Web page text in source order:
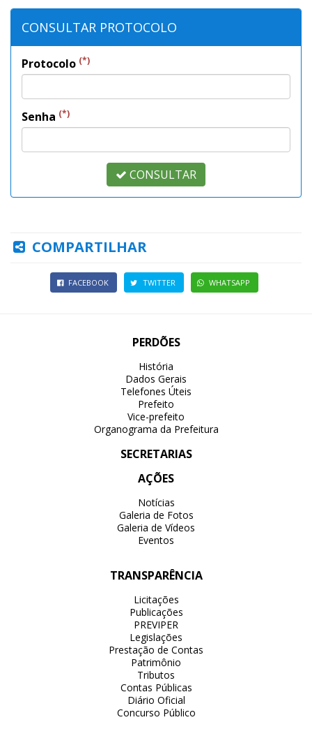
CONSULTAR PROTOCOLO
Protocolo (*)
Senha (*)
CONSULTAR
COMPARTILHAR
FACEBOOK TWITTER WHATSAPP
PERDÕES
História
Dados Gerais
Telefones Úteis
Prefeito
Vice-prefeito
Organograma da Prefeitura
SECRETARIAS
AÇÕES
Notícias
Galeria de Fotos
Galeria de Vídeos
Eventos
TRANSPARÊNCIA
Licitações
Publicações
PREVIPER
Legislações
Prestação de Contas
Patrimônio
Tributos
Contas Públicas
Diário Oficial
Concurso Público